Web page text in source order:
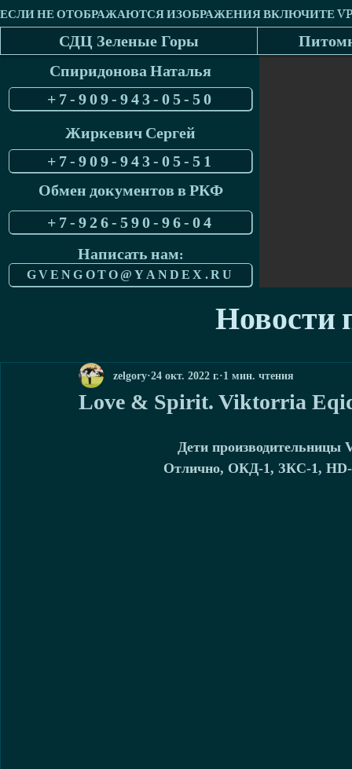
СДЦ Зеленые Горы
Спиридонова Наталья
+7-909-943-05-50
Жиркевич Сергей
+7-909-943-05-51
Обмен документов в РКФ
+7-926-590-96-04
Написать нам:
GVENGOTO@YANDEX.RU
Новости
Love & Spirit. Viktorria
zelgory 24 окт. 2022 г. 1 мин. чтения
Дети
Отлично, ОКД-1, ЗКС-1,